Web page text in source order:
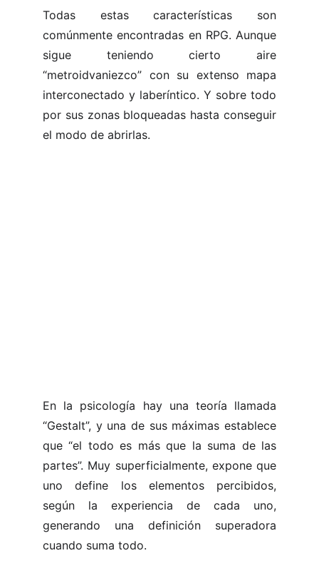
Todas estas características son
comúnmente encontradas en RPG. Aunque
sigue teniendo cierto aire
“metroidvaniezco” con su extenso mapa
interconectado y laberíntico. Y sobre todo
por sus zonas bloqueadas hasta conseguir
el modo de abrirlas.
En la psicología hay una teoría llamada
“Gestalt”, y una de sus máximas establece
que “el todo es más que la suma de las
partes”. Muy superficialmente, expone que
uno define los elementos percibidos,
según la experiencia de cada uno,
generando una definición superadora
cuando suma todo.